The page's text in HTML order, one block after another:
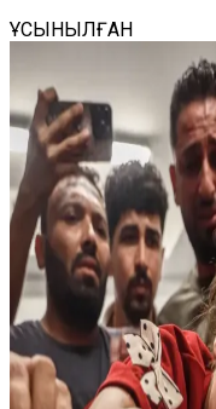
ҰСЫНЫЛҒАН